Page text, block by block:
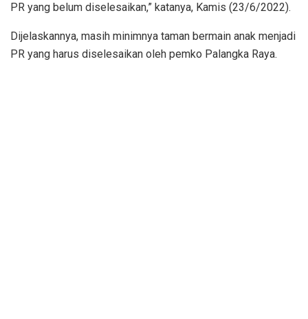
PR yang belum diselesaikan,” katanya, Kamis (23/6/2022).
Dijelaskannya, masih minimnya taman bermain anak menjadi
PR yang harus diselesaikan oleh pemko Palangka Raya.